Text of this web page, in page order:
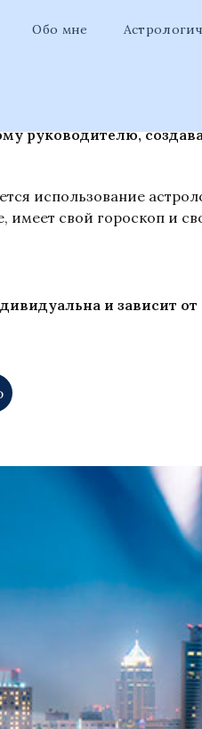
Обо мне
владельцу бизнеса
руководителю,
использование
имеет свой гороскоп и
и зависит